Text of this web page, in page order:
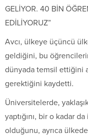
GELİYOR. 40 BİN
EDİLİYORUZ”
Avcı, ülkeye üçüncü
geldiğini, bu
dünyada temsil ettiğini
gerektiğini kaydetti.
Üniversitelerde,
yaptığını, bir o kadar
olduğunu, ayrıca